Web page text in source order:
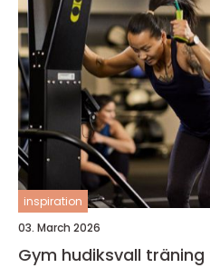
inspiration
03. March 2026
Gym hudiksvall träning för vardag, hälsa och